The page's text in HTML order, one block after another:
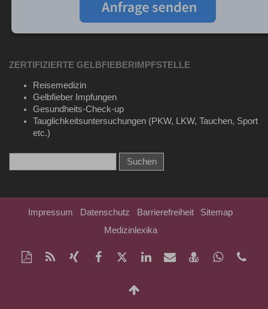
ZERTIFIZIERTE GELBFIEBERIMPFSTELLE
Reisemedizin
Gelbfieber Impfungen
Gesundheits-Check-up
Tauglichkeitsuntersuchungen (PKW, LKW, Tauchen, Sport
etc.)
Impressum Datenschutz Barrierefreiheit
Sitemap
Medizinlexika
Diese
Seite
RSS-
Feed
Auf
Xing
Auf
Facebook
Auf
Twitter
LinkedIn
Per
Mail
vCard
speichern
Auf
Whatsapp